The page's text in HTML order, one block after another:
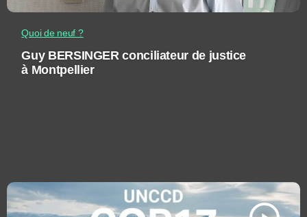
Quoi de neuf ?
Guy BERSINGER conciliateur de justice
à Montpellier